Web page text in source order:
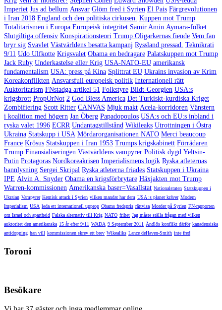
Imperiet Jus ad bellum Ansvar Glöm fred i Syrien El Pais Färgrevolutionen
i Iran 2018 England och den politiska cirkusen. Kuppen mot Trump
Totalitarismen i Europa Europeisk integritet Samir Amin Aymara-folket
Slutgiltiga offensiv Konspirationsteori Trump Oligarkernas fiende Vem fan
bryr sig Svavlet Västvärldens besatta kampanj Ryssland pressad. Teknikrati
9/11 Udo Ulfkotte Krigsvalet Obama en bedragare Palatskuppen mot Trump
Jack Ruby Underkastelse eller Krig USA-NATO-EU amerikansk
fundamentalism USA: press på Kina Splittrat EU Ukrains invasion av Krim
Koreakonflikten Ansvarsfull europeisk politik Internationell rätt
Auktoritarism FNstadga artikel 51 Folkstyre Bildt-Georgien USA:s
krigsbrott PropOrNot 2 God Bless America Det Turkiskt-kurdiska Kriget
Zombifiering Scott Ritter CANVAS Mjuk makt Acela-korridoren Vänstern
i koalition med högern Jan Öberg Papadopoulos USA:s och EU:s inbland i
ryska valet 1996 ECRR Undantagstillstånd Wikileaks Utrottningen i Östra
Ukraina Statskupp i USA Mördarorganisationen NATO Merci beaucoup
France Krösus Statskuppen i Iran 1953 Trumps krigskabinett Förrädaren
Trump Finansialiseringen Västvärldens vampyrer Politisk dygd Yeltsin-
Putin Protagoras Nordkoreakrisen Imperialismens logik Ryska atleternas
bannlysning Sergei Skripal Ryska atleterna friades Statskuppen i Ukraina
IPE Alvin A. Snyder Obama en krigsförbrytare Häxjakten mot Trump
Warren-kommissionen Amerikanska baser=Vasallstat Nationalstaten Statskuppen i
Ukraian Vampyrer Kemisk attack i Syrien vilken mandat har dem USA :s planer kräver Modern
Imperialism USA leda ett internationell upprop Obams fredspris rättvisa Morder på Syrien FN-rapporten
om Israel och apartheid Falska alternativ till Krig NATO frihet Jag måste ställa frågan med vilken
auktoritet den amerikanska 15 år efter 9/11 WADA 9 September 2011 Ändlös konflikt därför kanadensiska
antidopping han vill kommissionen skrev ett brev Wikealiks Lance deHaven-Smith inte fred
Toroni
Besökare